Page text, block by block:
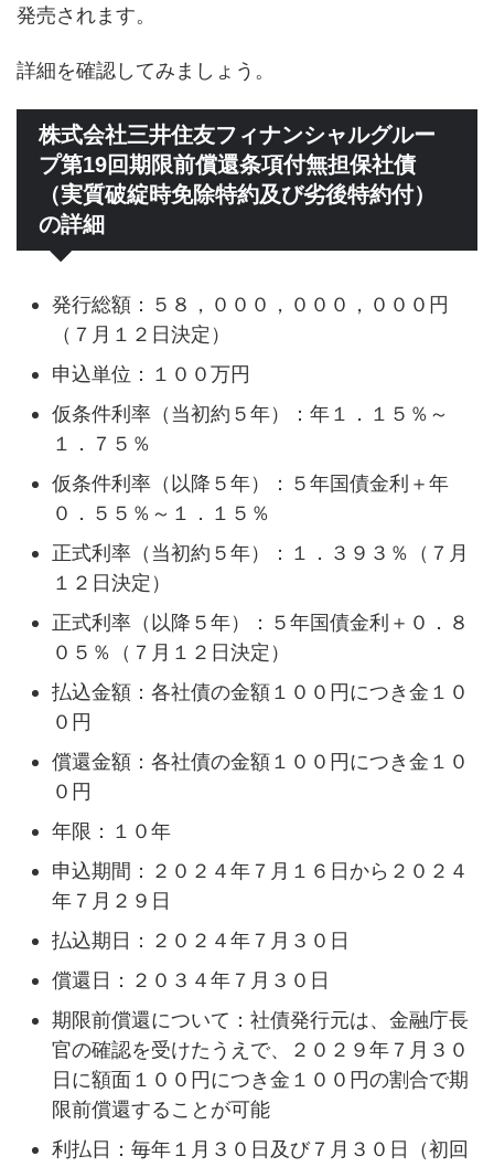
発売されます。
詳細を確認してみましょう。
株式会社三井住友フィナンシャルグルー
プ第19回期限前償還条項付無担保社債
（実質破綻時免除特約及び劣後特約付）
の詳細
発行総額：５８，０００，０００，０００円
（７月１２日決定）
申込単位：１００万円
仮条件利率（当初約５年）：年１．１５％～
１．７５％
仮条件利率（以降５年）：５年国債金利＋年
０．５５％～１．１５％
正式利率（当初約５年）：１．３９３％（７月
１２日決定）
正式利率（以降５年）：５年国債金利＋０．８
０５％（７月１２日決定）
払込金額：各社債の金額１００円につき金１０
０円
償還金額：各社債の金額１００円につき金１０
０円
年限：１０年
申込期間：２０２４年７月１６日から２０２４
年７月２９日
払込期日：２０２４年７月３０日
償還日：２０３４年７月３０日
期限前償還について：社債発行元は、金融庁長
官の確認を受けたうえで、２０２９年７月３０
日に額面１００円につき金１００円の割合で期
限前償還することが可能
利払日：毎年１月３０日及び７月３０日（初回